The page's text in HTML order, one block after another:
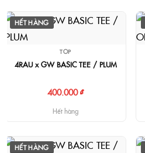
HẾT HÀNG
TOP
4RAU x GW BASIC TEE / PLUM
400.000 ₫
Hết hàng
HẾT HÀNG